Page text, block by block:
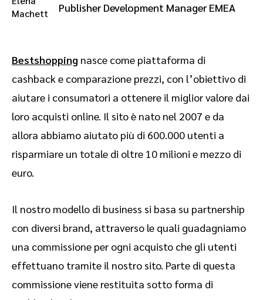
Servizi
Publisher Development Manager EMEA
Bestshopping nasce come piattaforma di
cashback e comparazione prezzi, con l’obiettivo di
aiutare i consumatori a ottenere il miglior valore dai
loro acquisti online. Il sito è nato nel 2007 e da
allora abbiamo aiutato più di 600.000 utenti a
risparmiare un totale di oltre 10 milioni e mezzo di
euro.
Il nostro modello di business si basa su partnership
con diversi brand, attraverso le quali guadagniamo
una commissione per ogni acquisto che gli utenti
effettuano tramite il nostro sito. Parte di questa
commissione viene restituita sotto forma di